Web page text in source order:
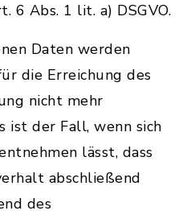
6 Abs. 1 lit. a) DSGVO.
Daten werden
die Erreichung des
nicht mehr
ist der Fall, wenn sich
lässt, dass
abschließend
des